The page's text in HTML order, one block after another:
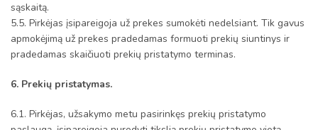
sąskaitą.
5.5. Pirkėjas įsipareigoja už prekes sumokėti nedelsiant. Tik gavus
apmokėjimą už prekes pradedamas formuoti prekių siuntinys ir
pradedamas skaičiuoti prekių pristatymo terminas.
6. Prekių pristatymas.
6.1. Pirkėjas, užsakymo metu pasirinkęs prekių pristatymo